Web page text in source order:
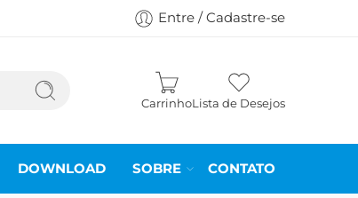
Entre / Cadastre-se
CarrinhoLista de Desejos
DOWNLOAD SOBRE CONTATO